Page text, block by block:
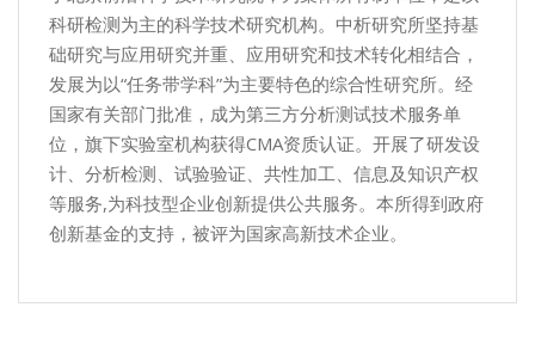
科研检测为主的科学技术研究机构。中析研究所坚持基
础研究与应用研究并重、应用研究和技术转化相结合，
发展为以“任务带学科”为主要特色的综合性研究所。经
国家有关部门批准，成为第三方分析测试技术服务单
位，旗下实验室机构获得CMA资质认证。开展了研发设
计、分析检测、试验验证、共性加工、信息及知识产权
等服务,为科技型企业创新提供公共服务。本所得到政府
创新基金的支持，被评为国家高新技术企业。